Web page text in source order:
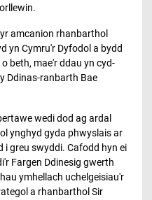
amcanion rhanbarthol
yn Cymru'r Dyfodol a bydd
beth, mae'r ddau yn cyd-
Ddinas-ranbarth Bae
wedi dod ag ardal
ynghyd gyda phwyslais ar
i greu swyddi. Cafodd hyn ei
Fargen Ddinesig gwerth
ymhellach uchelgeisiau'r
a rhanbarthol Sir